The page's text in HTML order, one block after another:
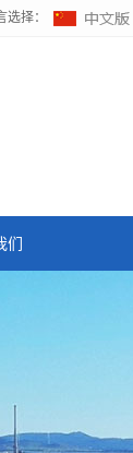
选择：
们